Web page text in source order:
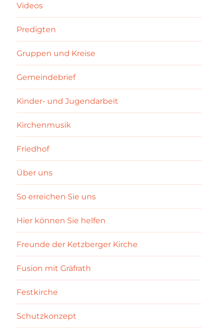
Videos
Predigten
Gruppen und Kreise
Gemeindebrief
Kinder- und Jugendarbeit
Kirchenmusik
Friedhof
Über uns
So erreichen Sie uns
Hier können Sie helfen
Freunde der Ketzberger Kirche
Fusion mit Gräfrath
Festkirche
Schutzkonzept